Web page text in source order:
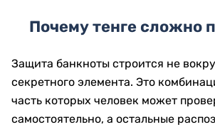
Почему тенге сложно
Защита банкноты строится не
секретного элемента. Это
часть которых человек может
самостоятельно, а остальные